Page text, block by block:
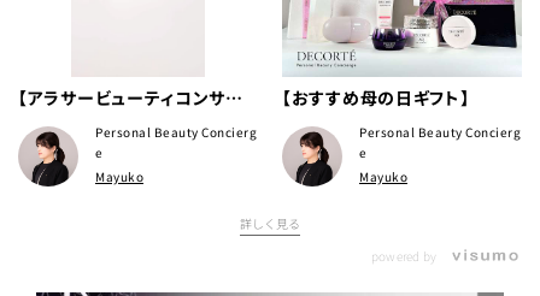
【アラサービューティコンサル
タントのリピート買いアイテ
ム】
Personal Beauty Concierg
e
Mayuko
【おすすめ母の日ギフト】
Personal Beauty Concierg
e
Mayuko
詳しく見る
powered by